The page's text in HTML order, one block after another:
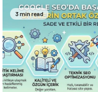
3 min read